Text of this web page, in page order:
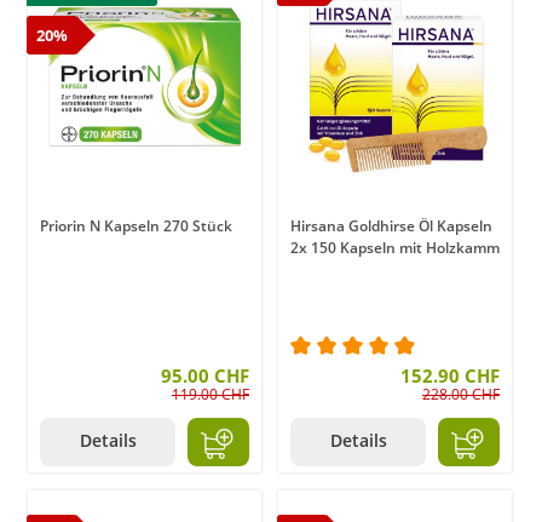
20%
Priorin N Kapseln 270 Stück
95.00 CHF
119.00 CHF
Details
Hirsana Goldhirse Öl Kapseln
2x 150 Kapseln mit Holzkamm
Durchschnittliche
152.90 CHF
228.00 CHF
Details